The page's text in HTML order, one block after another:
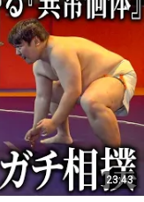
23:43